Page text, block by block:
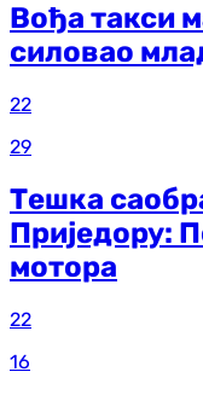
Вођа такси
силовао
22
29
Тешка
Приједору:
мотора
22
16